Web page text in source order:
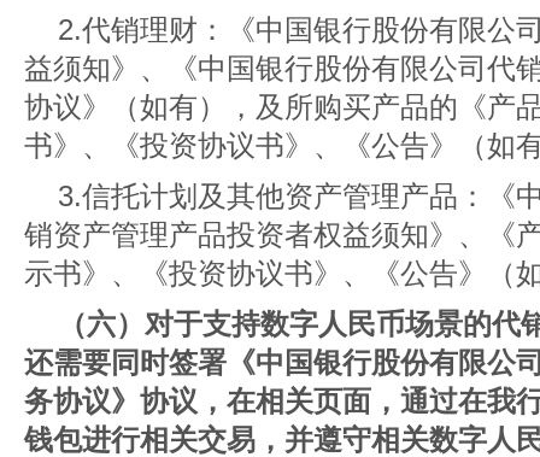
2.代销理财：《中国银行股份有限公
益须知》、《中国银行股份有限公司代
协议》（如有），及所购买产品的《产
书》、《投资协议书》、《公告》（如
3.信托计划及其他资产管理产品：《
销资产管理产品投资者权益须知》、《
示书》、《投资协议书》、《公告》（
（六）对于支持数字人民币场景的
还需要同时签署《中国银行股份有限公
务协议》协议，在相关页面，通过在我
钱包进行相关交易，并遵守相关数字人